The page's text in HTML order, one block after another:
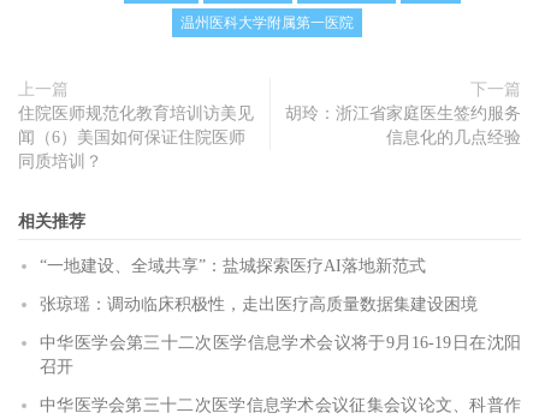
温州医科大学附属第一医院
上一篇
住院医师规范化教育培训访美见
闻（6）美国如何保证住院医师
同质培训？
下一篇
胡玲：浙江省家庭医生签约服务
信息化的几点经验
相关推荐
“一地建设、全域共享”：盐城探索医疗AI落地新范式
张琼瑶：调动临床积极性，走出医疗高质量数据集建设困境
中华医学会第三十二次医学信息学术会议将于9月16-19日在沈阳
召开
中华医学会第三十二次医学信息学术会议征集会议论文、科普作